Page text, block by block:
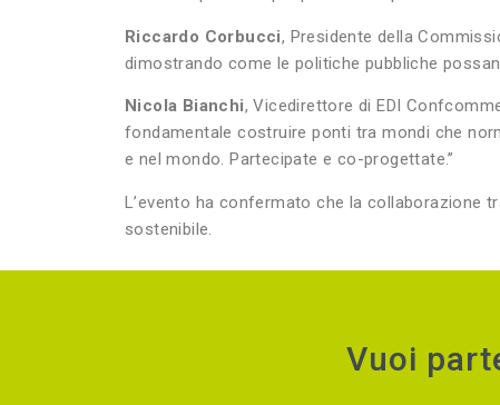
Riccardo Corbucci, Presidente della
dimostrando come le politiche pubbliche
Nicola Bianchi, Vicedirettore di EDI
fondamentale costruire ponti tra mondi che
e nel mondo. Partecipate e co-progettate.”
L’evento ha confermato che la collaborazione
sostenibile.
Vuoi